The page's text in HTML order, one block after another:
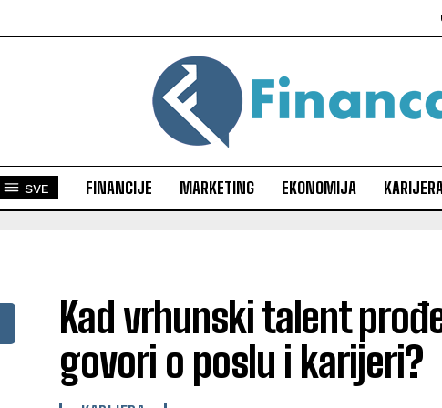
SVE FINANCIJE MARKETING EKONOMIJA
Kad vrhunski talent
govori o poslu i karijeri?